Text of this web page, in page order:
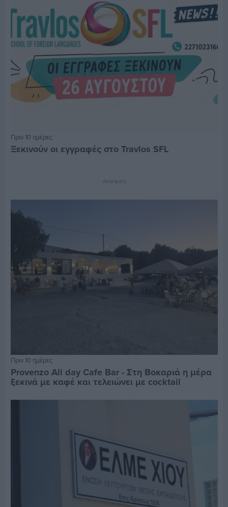
Πριν 10 ημέρες
Ξεκινούν οι εγγραφές στο Travlos SFL
Διαφήμιση
Πριν 10 ημέρες
Provenzo All day Cafe Bar - Στη Βοκαριά η μέρα
ξεκινά με καφέ και τελειώνει με cocktail